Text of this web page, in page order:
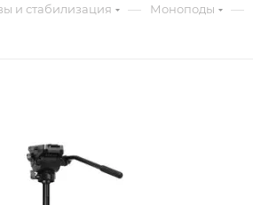
и стабилизация — Моноподы —